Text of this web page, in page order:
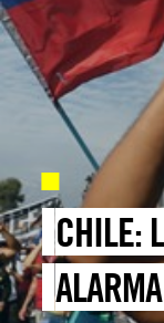
CHILE: